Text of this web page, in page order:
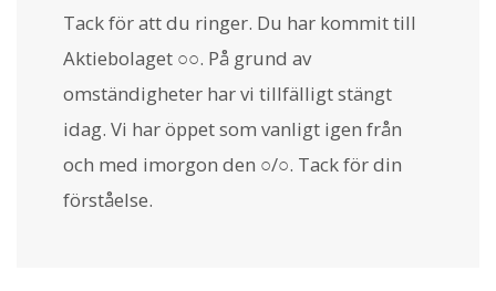
Tack för att du ringer. Du har kommit till
Aktiebolaget ○○. På grund av
omständigheter har vi tillfälligt stängt
idag. Vi har öppet som vanligt igen från
och med imorgon den ○/○. Tack för din
förståelse.